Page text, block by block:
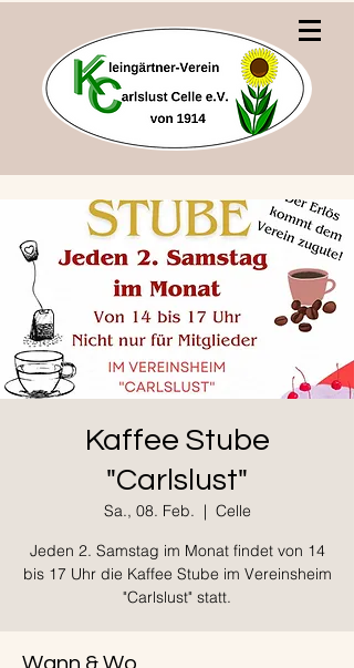
Kaffee Stube
"Carlslust"
Sa., 08. Feb.
  |
Celle
Jeden 2. Samstag im Monat findet von 14
bis 17 Uhr die Kaffee Stube im Vereinsheim
"Carlslust" statt.
Wann & Wo